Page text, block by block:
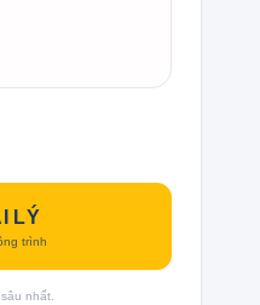
LÝ
trình
nhất.